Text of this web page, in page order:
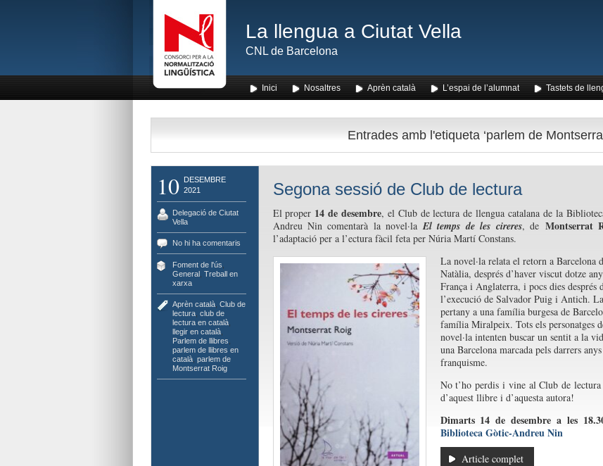
La llengua a Ciutat Vella
CNL de Barcelona
Inici Nosaltres Aprèn català L’espai de l’alumnat Tastets de
Entrades amb l'etiqueta ‘parlem de
10
DESEMBRE
2021
Delegació de Ciutat
Vella
No hi ha comentaris
Foment de l'ús
General, Treball en
xarxa
Aprèn català, Club de
lectura, club de
lectura en català,
llegir en català,
Parlem de llibres
parlem de llibres en
català, parlem de
Montserrat Roig
Segona sessió de Club de lectura
El proper 14 de desembre, el Club de lectura de llengua catalana de la
Andreu Nin comentarà la novel·laEl temps de les cireres, de Montserrat
l’adaptació per a l’ectura fàcil feta per Núria Martí Constans.
La novel·la relata el retorn a Barcelona
Natàlia, després d’haver viscut dotze
França i Anglaterra, i pocs dies després
l’execució de Salvador Puig i Antich.
pertany a una família burgesa de
família Miralpeix. Tots els personatges
novel·la intenten buscar un sentit a la
una Barcelona marcada pels darrers
franquisme.
No t’ho perdis i vine al Club de
d’aquest llibre i d’aquesta autora!
Dimarts 14 de desembre a les
Biblioteca Gòtic-Andreu Nin
Article complet